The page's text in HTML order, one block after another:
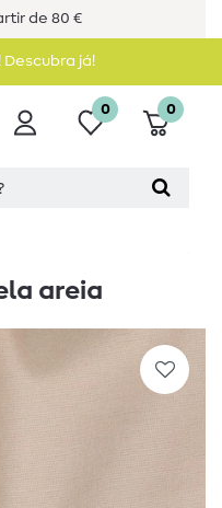
de 80 €
Descubra já!
0 0
areia